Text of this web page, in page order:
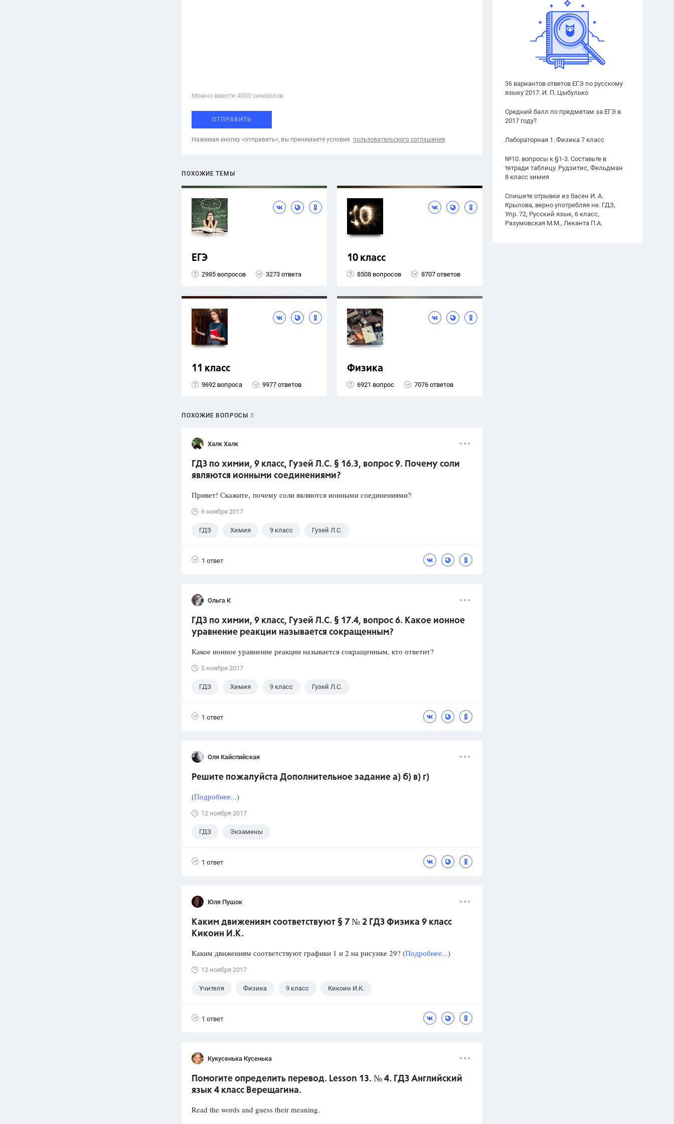
36 вариантов ответов ЕГЭ по русскому
языку 2017. И. П. Цыбулько
Средний балл по предметам за ЕГЭ в
2017 году?
Лабораторная 1. Физика 7 класс
№10. вопросы к §1-3. Составьте в
тетради таблицу. Рудзитис, Фельдман
8 класс химия
Спишите отрывки из басен И. А.
Крылова, верно употребляя не. ГДЗ,
Упр. 72, Русский язык, 6 класс,
Разумовская М.М., Леканта П.А.
Можно ввести 4000 cимволов
ОТПРАВИТЬ
Нажимая кнопку «отправить», вы принимаете условия пользовательского соглашения
ПОХОЖИЕ ТЕМЫ
ЕГЭ
2985 вопросов 3273 ответа
10 класс
8508 вопросов 8707 ответов
11 класс
9692 вопроса 9977 ответов
Физика
6921 вопрос 7076 ответов
ПОХОЖИЕ ВОПРОСЫ 5
Халк Халк
ГДЗ по химии, 9 класс, Гузей Л.С. § 16.3, вопрос 9. Почему соли
являются ионными соединениями?
Привет! Скажите, почему соли являются ионными соединениями?
6 ноября 2017
ГДЗ Химия 9 класс Гузей Л.С.
1 ответ
Ольга К
ГДЗ по химии, 9 класс, Гузей Л.С. § 17.4, вопрос 6. Какое ионное
уравнение реакции называется сокращенным?
Какое ионное уравнение реакции называется сокращенным, кто ответит?
5 ноября 2017
ГДЗ Химия 9 класс Гузей Л.С.
1 ответ
Оля Кайспийская
Решите пожалуйста Дополнительное задание а) б) в) г)
(Подробнее...)
12 ноября 2017
ГДЗ Экзамены
1 ответ
Юля Пушок
Каким движениям соответствуют § 7 № 2 ГДЗ Физика 9 класс
Кикоин И.К.
Каким движениям соответствуют графики 1 и 2 на рисунке 29? (Подробнее...)
12 ноября 2017
Учителя Физика 9 класс Кикоин И.К.
1 ответ
Кукусенька Кусенька
Помогите определить перевод. Lesson 13. № 4. ГДЗ Английский
язык 4 класс Верещагина.
Read the words and guess their meaning.